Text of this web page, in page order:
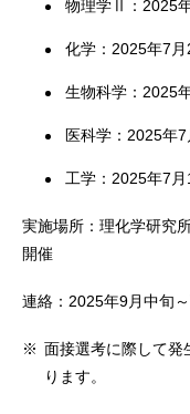
物理学Ⅱ：2025
化学：2025年7月
生物科学：2025
医科学：2025年7
工学：2025年7月
実施場所：理化学研究
開催
連絡：2025年9月中旬
※ 面接選考に際して発
ります。